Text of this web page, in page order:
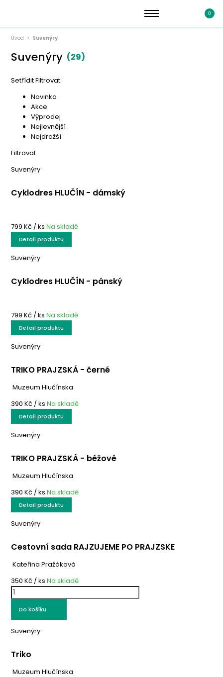
0
Úvod Suvenýry
Suvenýry (29)
SetříditFiltrovat
Novinka
Akce
Výprodej
Nejlevnější
Nejdražší
Filtrovat
Suvenýry
Cyklodres HLUČÍN - dámský
799 Kč / ks Na skladě
Detail produktu
Suvenýry
Cyklodres HLUČÍN - pánský
799 Kč / ks Na skladě
Detail produktu
Suvenýry
TRIKO PRAJZSKÁ - černé
Muzeum Hlučínska
390 Kč / ks Na skladě
Detail produktu
Suvenýry
TRIKO PRAJZSKÁ - béžové
Muzeum Hlučínska
390 Kč / ks Na skladě
Detail produktu
Suvenýry
Cestovní sada RAJZUJEME PO PRAJZSKE
Kateřina Pražáková
350 Kč / ks Na skladě
Do košíku
Suvenýry
Triko
Muzeum Hlučínska